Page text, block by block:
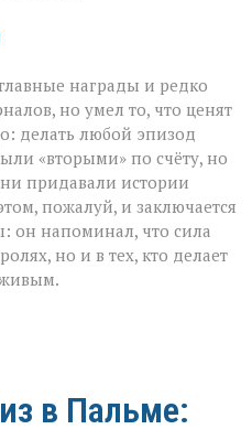
награды и редко
но умел то, что ценят
делать любой эпизод
«вторыми» по счёту, но
придавали истории
пожалуй, и заключается
он напоминал, что сила
но и в тех, кто делает
в Пальме: